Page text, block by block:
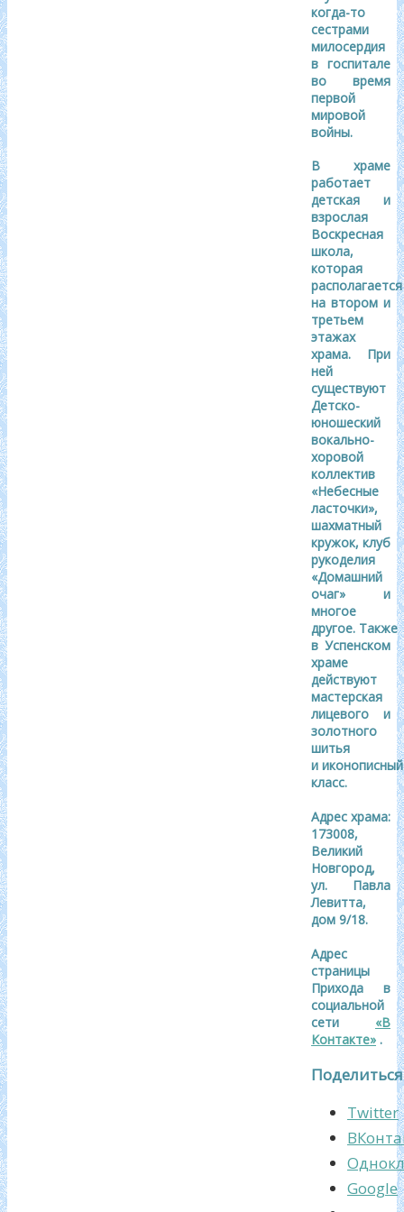
когда-то
сестрами
милосердия
в госпитале
во время
первой
мировой
войны.
В храме
работает
детская и
взрослая
Воскресная
школа,
которая
располагается
на втором и
третьем
этажах
храма. При
ней
существуют
Детско-
юношеский
вокально-
хоровой
коллектив
«Небесные
ласточки»,
шахматный
кружок, клуб
рукоделия
«Домашний
очаг» и
многое
другое. Также
в Успенском
храме
действуют
мастерская
лицевого и
золотного
шитья
и иконописный
класс.
Адрес храма:
173008,
Великий
Новгород,
ул. Павла
Левитта,
дом 9/18.
Адрес
страницы
Прихода в
социальной
сети «В
Контакте» .
Twitter
Google